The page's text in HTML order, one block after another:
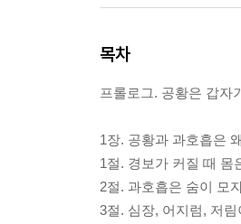
목차
프롤로그. 공황은 갑자
1장. 공황과 과호흡은
1절. 경보가 커질 때 몸
2절. 과호흡은 숨이 모
3절. 심장, 어지럼, 저